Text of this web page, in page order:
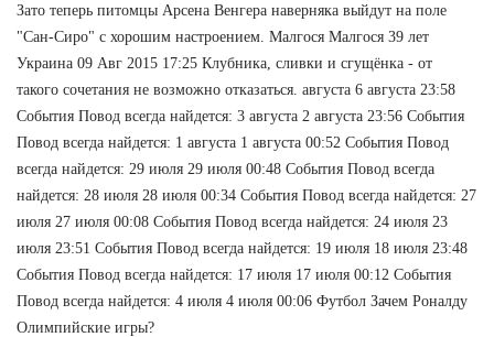
Зато теперь питомцы Арсена Венгера наверняка выйдут на поле
"Сан-Сиро" с хорошим настроением. Малгося Малгося 39 лет
Украина 09 Авг 2015 17:25 Клубника, сливки и сгущёнка - от
такого сочетания не возможно отказаться. августа 6 августа 23:58
События Повод всегда найдется: 3 августа 2 августа 23:56 События
Повод всегда найдется: 1 августа 1 августа 00:52 События Повод
всегда найдется: 29 июля 29 июля 00:48 События Повод всегда
найдется: 28 июля 28 июля 00:34 События Повод всегда найдется: 27
июля 27 июля 00:08 События Повод всегда найдется: 24 июля 23
июля 23:51 События Повод всегда найдется: 19 июля 18 июля 23:48
События Повод всегда найдется: 17 июля 17 июля 00:12 События
Повод всегда найдется: 4 июля 4 июля 00:06 Футбол Зачем Роналду
Олимпийские игры?